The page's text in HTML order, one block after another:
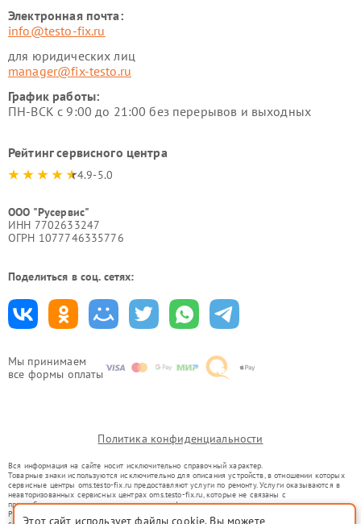
Мы принимаем
все формы оплаты
Электронная почта:
info@testo-fix.ru
для юридических лиц
manager@fix-testo.ru
График работы:
ПН-ВСК с 9:00 до 21:00 без перерывов и выходных
Рейтинг сервисного центра
4.9-5.0
ООО "Русервис"
ИНН 7702633247
ОГРН 1077746335776
Поделиться в соц. сетях:
Политика конфиденциальности
Вся информация на сайте носит исключительно справочный характер.
Товарные знаки используются исключительно для описания устройств, в отношении которых
сервисные центры oms.testo-fix.ru предоставляют услуги по ремонту. Услуги оказываются в
неавторизованных сервисных центрах oms.testo-fix.ru, которые не связаны с
правообладателями товарных знаков или их официальными представителями.
Ремонт осуществляется для устройств, уже введенных в гражданский оборот в соответствии
Этот сайт использует файлы cookie. Вы можете